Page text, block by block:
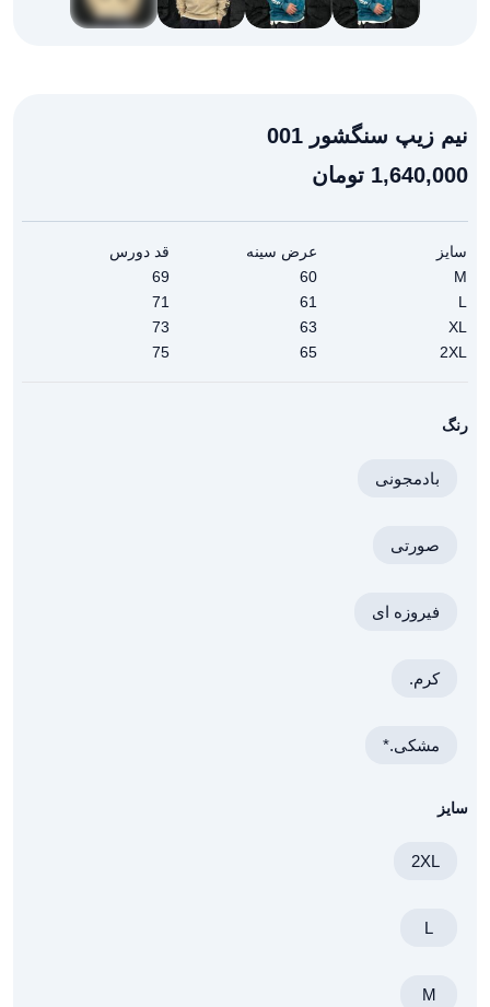
نیم زیپ سنگشور 001
1,640,000 تومان
سایز عرض سینه
قد دورس
M
60
69
L
61
71
XL
63
73
2XL
65
75
رنگ
بادمجونی
صورتی
فیروزه ای
کرم.
مشکی.*
سایز
2XL
L
M